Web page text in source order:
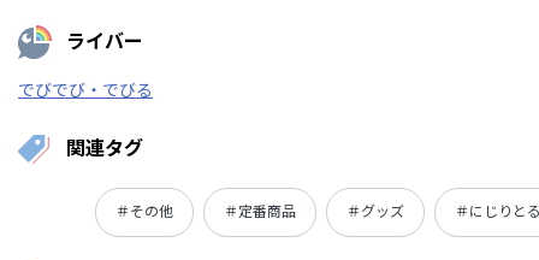
ライバー
でびでび・でびる
関連タグ
＃その他 ＃定番商品 ＃グッズ ＃にじりと